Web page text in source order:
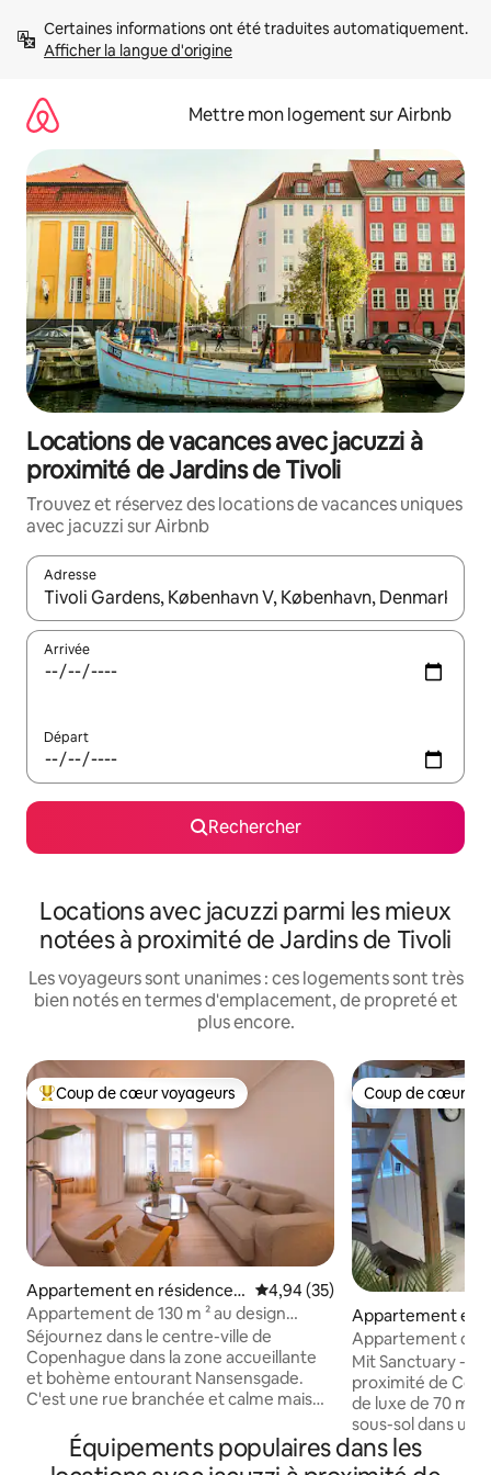
directement
Afficher la langue d'origine
Mettre mon logement sur Airbnb
Locations de vacances avec jacuzzi à
proximité de Jardins de Tivoli
Trouvez et réservez des locations de vacances uniques
avec jacuzzi sur Airbnb
Adresse
Lorsque les résultats s'affichent, utilisez les flèches vers le
Arrivée
Départ
Rechercher
Locations avec jacuzzi parmi les mieux
notées à proximité de Jardins de Tivoli
Les voyageurs sont unanimes : ces logements sont très
bien notés en termes d'emplacement, de propreté et
plus encore.
Coups de cœur voyageurs les plus appréciés
Coup de cœur voyageurs
Appartement en résidence ⋅
Copenhague
Évaluation moyenne sur la
4,94 (35)
Appartement de 130 m ² au design
scandinave. Emplacement privilégié
Séjournez dans le centre-ville de
Copenhague dans la zone accueillante
et bohème entourant Nansensgade.
C'est une rue branchée et calme mais
cafés, de vins et de boutiques. Les sites
touristiques, les zones commerçantes
Coup de cœur
Coup de cœur
Appartement en
dovre
Appartement de
et parking
Mit Sanctuary -
proximité de Copenhague
de luxe de 70 m
sous-sol dans un
calme à
Copenhague.
Équipements populaires dans les